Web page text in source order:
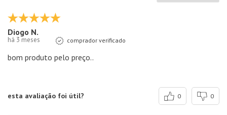
Diogo N.
há 3 meses comprador verificado
bom produto pelo preço..
esta avaliação foi útil? 0 0